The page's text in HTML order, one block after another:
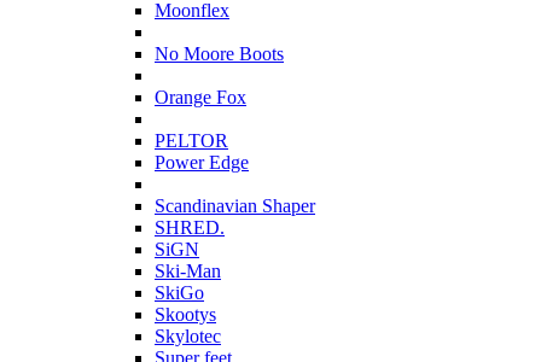
Moonflex
No Moore Boots
Orange Fox
PELTOR
Power Edge
Scandinavian Shaper
SHRED.
SiGN
Ski-Man
SkiGo
Skootys
Skylotec
Super feet